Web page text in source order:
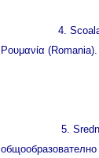
4.
Ρουμανία (Romania).
5.
общообразователно